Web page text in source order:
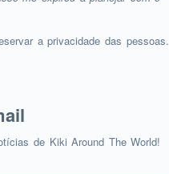
a privacidade das pessoas.
de Kiki Around The World!